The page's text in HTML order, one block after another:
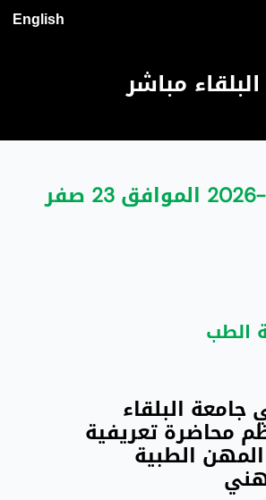
English
البلقاء مباشر
الجمعة 7-8-2026 الموافق 23 صفر
الطب
البلقاء
محاضرة تعريفية
الطبية